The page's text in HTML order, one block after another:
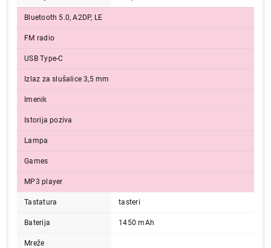
Bluetooth 5.0, A2DP, LE
FM radio
USB Type-C
Izlaz za slušalice 3,5 mm
Imenik
Istorija poziva
Lampa
Games
MP3 player
Tastatura tasteri
Baterija 1450 mAh
Mreže
9.499,00
MOBILNI TELEFONI
Proizvod je dodat u korpu.